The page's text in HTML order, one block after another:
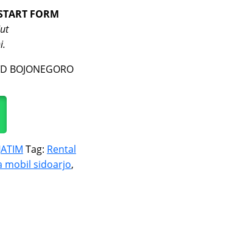
FORM
BOJONEGORO
Tag: Rental
mobil sidoarjo,